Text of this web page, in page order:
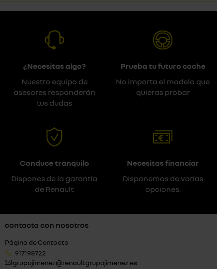
¿Necesitas algo?
Nuestro equipo de
asesores responderán
tus dudas
Prueba tu futuro coche
No importa el modelo que
quieras probar
Conduce tranquilo
Dispones de la garantía
de Renault
Necesitas financiar
Disponemos de varias
opciones.
contacta con nosotros
Página de Contacto
917198722
grupojimenez@renaultgrupojimenez.es